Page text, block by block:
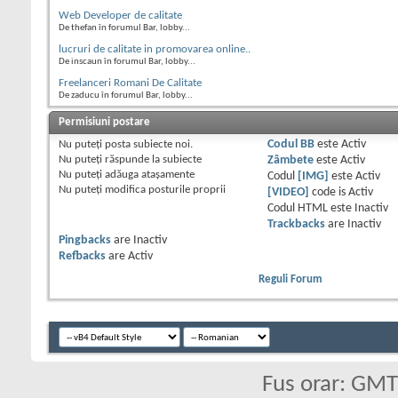
Web Developer de calitate
De thefan în forumul Bar, lobby...
lucruri de calitate in promovarea online..
De inscaun în forumul Bar, lobby...
Freelanceri Romani De Calitate
De zaducu în forumul Bar, lobby...
Permisiuni postare
Nu puteţi posta subiecte noi.
Nu puteţi răspunde la subiecte
Nu puteţi adăuga ataşamente
Nu puteţi modifica posturile proprii
Codul BBeste Activ
Zâmbeteeste Activ
Codul
[IMG] este Activ
[VIDEO] code is Activ
Codul HTML este
Inactiv
Trackbacksare
Inactiv
Pingbacks are
Inactiv
Refbacks are Activ
Reguli Forum
Fus orar: